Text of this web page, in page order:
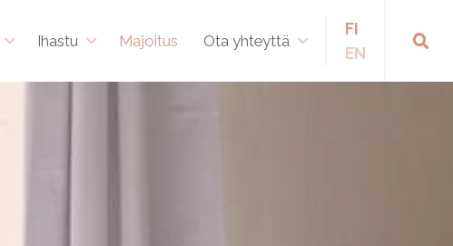
Ihastu Majoitus Ota yhteyttä
FI
EN